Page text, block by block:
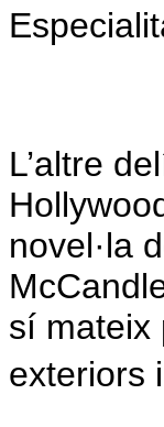
L’altre
novel·la
sí mateix
exteriors